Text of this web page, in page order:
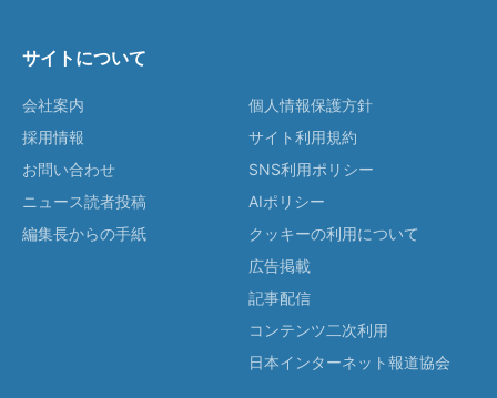
サイトについて
会社案内
採用情報
お問い合わせ
ニュース読者投稿
編集長からの手紙
個人情報保護方針
サイト利用規約
SNS利用ポリシー
AIポリシー
クッキーの利用について
広告掲載
記事配信
コンテンツ二次利用
日本インターネット報道協会